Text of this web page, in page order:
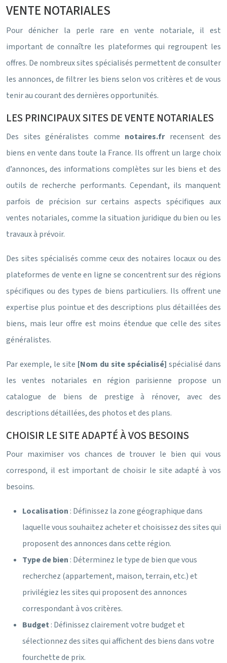
VENTE NOTARIALES
Pour dénicher la perle rare en vente notariale, il est
important de connaître les plateformes qui regroupent les
offres. De nombreux sites spécialisés permettent de consulter
les annonces, de filtrer les biens selon vos critères et de vous
tenir au courant des dernières opportunités.
LES PRINCIPAUX SITES DE VENTE NOTARIALES
Des sites généralistes comme notaires.fr recensent des
biens en vente dans toute la France. Ils offrent un large choix
d’annonces, des informations complètes sur les biens et des
outils de recherche performants. Cependant, ils manquent
parfois de précision sur certains aspects spécifiques aux
ventes notariales, comme la situation juridique du bien ou les
travaux à prévoir.
Des sites spécialisés comme ceux des notaires locaux ou des
plateformes de vente en ligne se concentrent sur des régions
spécifiques ou des types de biens particuliers. Ils offrent une
expertise plus pointue et des descriptions plus détaillées des
biens, mais leur offre est moins étendue que celle des sites
généralistes.
Par exemple, le site [Nom du site spécialisé] spécialisé dans
les ventes notariales en région parisienne propose un
catalogue de biens de prestige à rénover, avec des
descriptions détaillées, des photos et des plans.
CHOISIR LE SITE ADAPTÉ À VOS BESOINS
Pour maximiser vos chances de trouver le bien qui vous
correspond, il est important de choisir le site adapté à vos
besoins.
Localisation : Définissez la zone géographique dans
laquelle vous souhaitez acheter et choisissez des sites qui
proposent des annonces dans cette région.
Type de bien : Déterminez le type de bien que vous
recherchez (appartement, maison, terrain, etc.) et
privilégiez les sites qui proposent des annonces
correspondant à vos critères.
Budget : Définissez clairement votre budget et
sélectionnez des sites qui affichent des biens dans votre
fourchette de prix.